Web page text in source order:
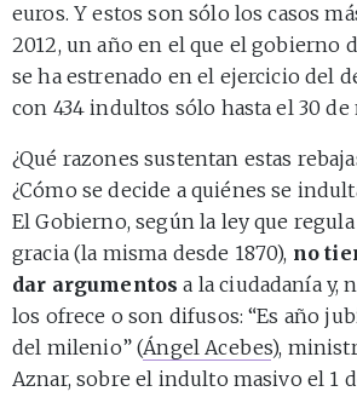
euros. Y estos son sólo los casos
2012, un año en el que el gobierno
se ha estrenado en el ejercicio del
con 434 indultos sólo hasta el 30
¿Qué razones sustentan estas
¿Cómo se decide a quiénes se
El Gobierno, según la ley que
gracia (la misma desde 1870), no
dar argumentos a la ciudadanía y,
los ofrece o son difusos: “Es año
del milenio” (Ángel Acebes),
Aznar, sobre el indulto masivo el 1